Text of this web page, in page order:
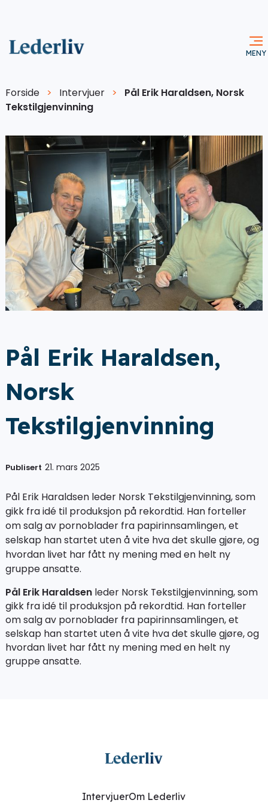
Forside > Intervjuer >
Pål Erik Haraldsen, Norsk
Tekstilgjenvinning
Pål Erik Haraldsen,
Norsk
Tekstilgjenvinning
Publisert 21. mars 2025
Pål Erik Haraldsen leder Norsk Tekstilgjenvinning, som
gikk fra idé til produksjon på rekordtid. Han forteller
om salg av pornoblader fra papirinnsamlingen, et
selskap han startet uten å vite hva det skulle gjøre, og
hvordan livet har fått ny mening med en helt ny
gruppe ansatte.
Pål Erik Haraldsenleder Norsk Tekstilgjenvinning, som
gikk fra idé til produksjon på rekordtid. Han forteller
om salg av pornoblader fra papirinnsamlingen, et
selskap han startet uten å vite hva det skulle gjøre, og
hvordan livet har fått ny mening med en helt ny
gruppe ansatte.
IntervjuerOm Lederliv